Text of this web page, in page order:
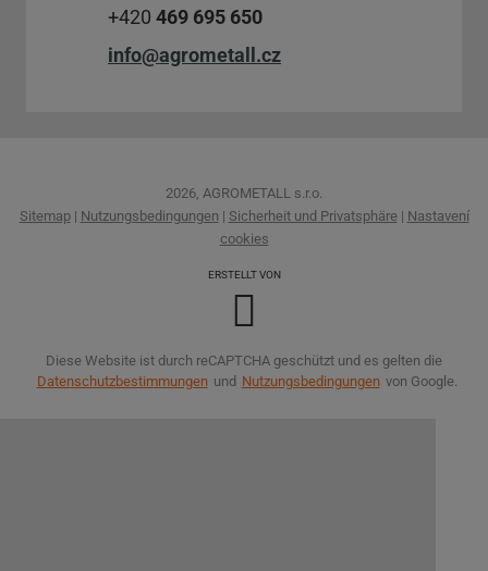
+420 469 695 650
info@agrometall.cz
2026, AGROMETALL s.r.o.
Sitemap | Nutzungsbedingungen | Sicherheit und Privatsphäre | Nastavení
cookies
ERSTELLT VON
Diese Website ist durch reCAPTCHA geschützt und es gelten die
Datenschutzbestimmungen und Nutzungsbedingungen von Google.